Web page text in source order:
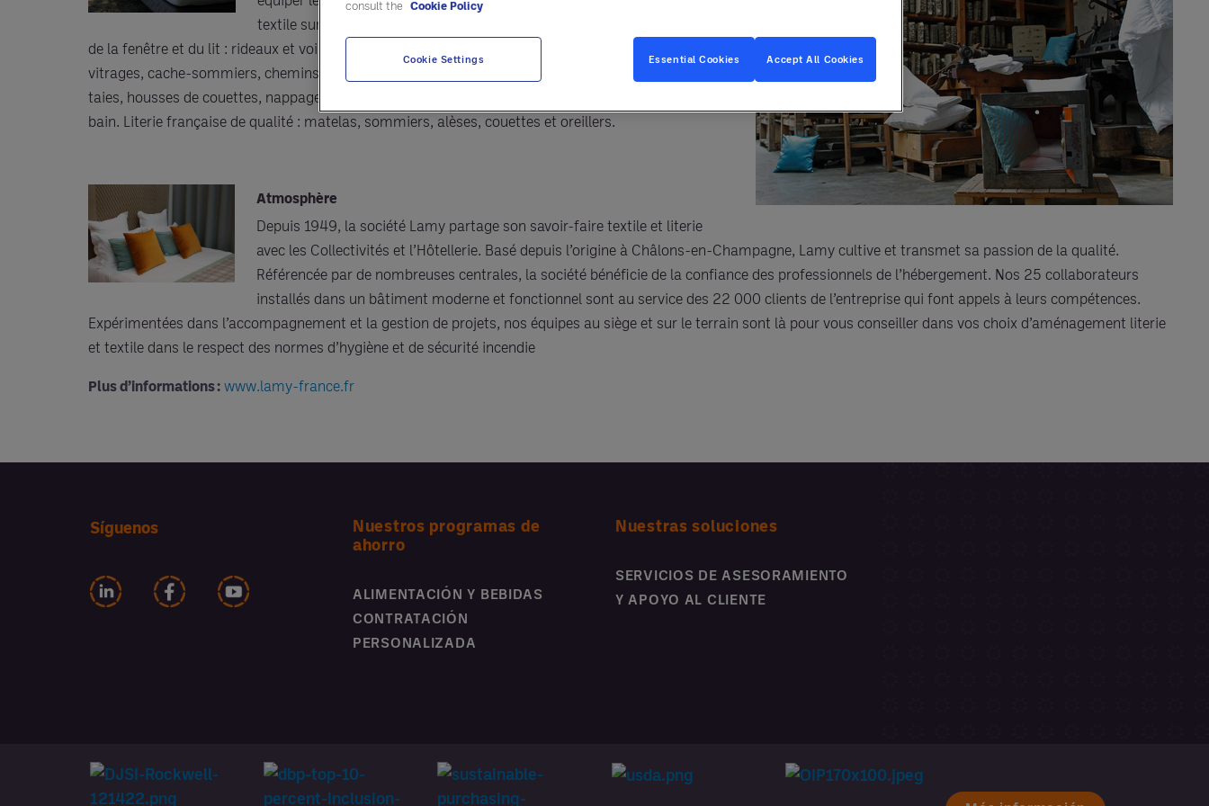
textile sur-mesure, des prises de cotes jusqu’à l’installation. Décoration
de la fenêtre et du lit : rideaux et voilages, tringles, stores intérieurs, parois japonaises, films de
vitrages, cache-sommiers, chemins de lits, coussins, têtes de lit. Linge hôtelier : draps-housses,
taies, housses de couettes, nappage, serviettes de tables, peignoirs, draps, serviettes et tapis de
bain. Literie française de qualité : matelas, sommiers, alèses, couettes et oreillers.
Atmosphère
Depuis 1949, la société Lamy partage son savoir-faire textile et literie
avec les Collectivités et l’Hôtellerie. Basé depuis l’origine à Châlons-en-Champagne, Lamy cultive et transmet sa passion de la qualité.
Référencée par de nombreuses centrales, la société bénéficie de la confiance des professionnels de l’hébergement. Nos 25 collaborateurs
installés dans un bâtiment moderne et fonctionnel sont au service des 22 000 clients de l’entreprise qui font appels à leurs compétences.
Expérimentées dans l’accompagnement et la gestion de projets, nos équipes au siège et sur le terrain sont là pour vous conseiller dans vos choix d’aménagement literie
et textile dans le respect des normes d’hygiène et de sécurité incendie
Plus d’informations : www.lamy-france.fr
Síguenos
Nuestros programas de
ahorro
ALIMENTACIÓN Y BEBIDAS
CONTRATACIÓN
PERSONALIZADA
Nuestras soluciones
SERVICIOS DE ASESORAMIENTO
Y APOYO AL CLIENTE
consult the Cookie Policy
Cookie Settings Essential Cookies Accept All Cookies